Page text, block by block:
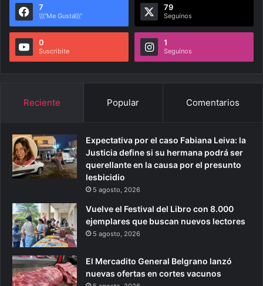
7
\\\"Me Gusta\\\"
79
Seguínos
0
Suscribite
1
Seguínos
Reciente Popular Comentarios
Expectativa por el caso Fabiana Leiva: la
Justicia define si su hermana podrá ser
querellante en la causa por el presunto
lesbicidio
5 agosto, 2026
Vuelve el Festival del Libro con 8.000
ejemplares que buscan nuevos lectores
5 agosto, 2026
El Mercadito General Belgrano lanzó
nuevas ofertas en cortes vacunos